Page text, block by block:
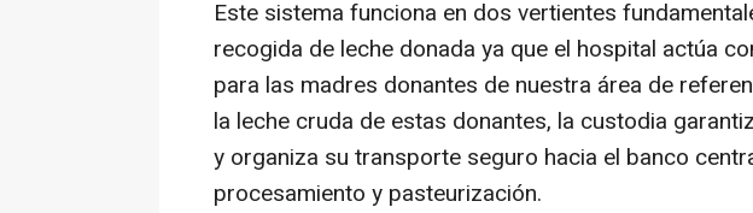
Este sistema funciona en dos vertientes
recogida de leche donada ya que el hospital actúa
para las madres donantes de nuestra área de
la leche cruda de estas donantes, la custodia
y organiza su transporte seguro hacia el banco
procesamiento y pasteurización.